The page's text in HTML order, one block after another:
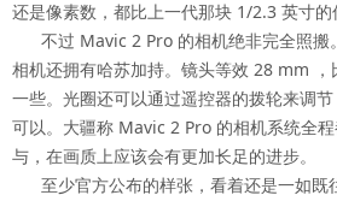
还是像素数，都比上一代那块 1/2.3 英寸的
不过 Mavic 2 Pro 的相机绝非完全照搬
相机还拥有哈苏加持。镜头等效 28 mm
一些。光圈还可以通过遥控器的拨轮来调
可以。大疆称 Mavic 2 Pro 的相机系统全
与，在画质上应该会有更加长足的进步。
至少官方公布的样张，看着还是一如既